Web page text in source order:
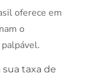
oferece em
o
sua taxa de